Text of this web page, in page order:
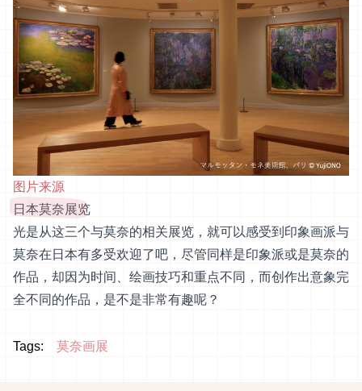
图片来源
日本莫奈展览
光是从这三个与莫奈的相关展览，就可以感受到印象画派与
莫奈在日本有多受欢迎了吧，尽管同样是印象派或是莫奈的
作品，却因为时间、绘画技巧和重点不同，而创作出意象完
全不同的作品，是不是非常有趣呢？
Tags: 莫奈画展